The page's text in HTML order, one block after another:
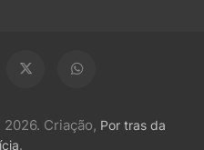
Criação, Por tras da
.